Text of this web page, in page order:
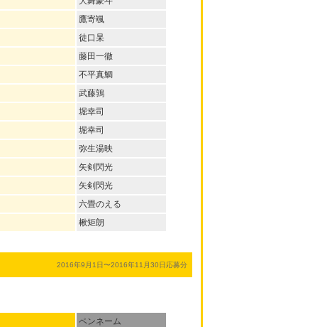
鷹寄颯
徒口杲
藤田一徹
不平真鯛
武藤鶉
堀幸司
堀幸司
弥生湯映
矢剣閃光
矢剣閃光
六畳のえる
楸矩朗
2016年9月1日〜2016年11月30日応募分
ペンネーム